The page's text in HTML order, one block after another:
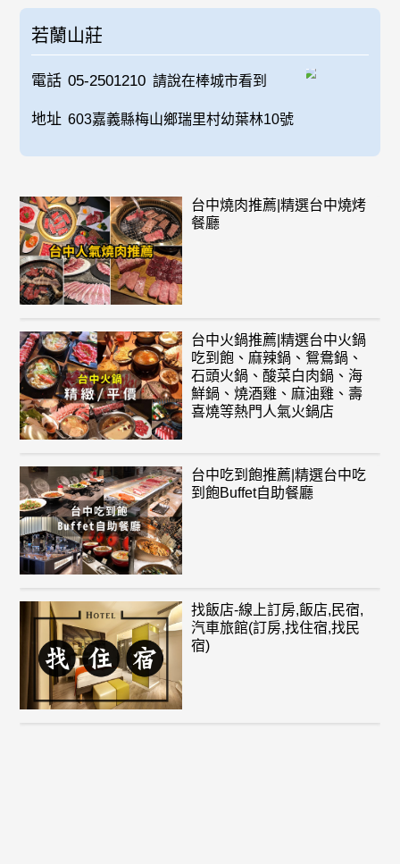
若蘭山莊
電話 05-2501210 請說在棒城市看到
地址 603嘉義縣梅山鄉瑞里村幼葉林10號
台中燒肉推薦|精選台中燒烤
餐廳
台中火鍋推薦|精選台中火鍋
吃到飽、麻辣鍋、鴛鴦鍋、
石頭火鍋、酸菜白肉鍋、海
鮮鍋、燒酒雞、麻油雞、壽
喜燒等熱門人氣火鍋店
台中吃到飽推薦|精選台中吃
到飽Buffet自助餐廳
找飯店-線上訂房,飯店,民宿,
汽車旅館(訂房,找住宿,找民
宿)